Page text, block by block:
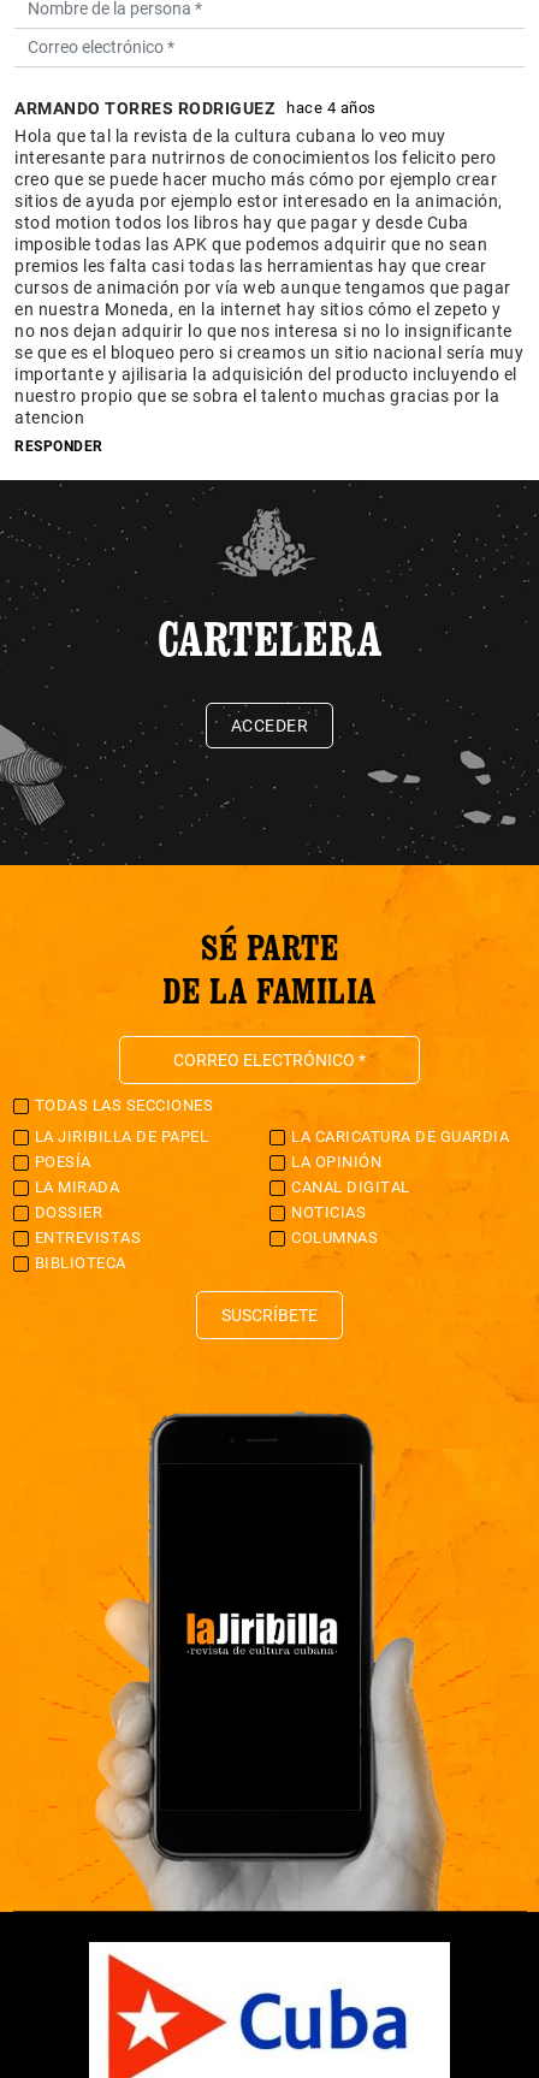
ARMANDO TORRES RODRIGUEZ hace 4 años
Hola que tal la revista de la cultura cubana lo veo muy
interesante para nutrirnos de conocimientos los felicito pero
creo que se puede hacer mucho más cómo por ejemplo crear
sitios de ayuda por ejemplo estor interesado en la animación,
stod motion todos los libros hay que pagar y desde Cuba
imposible todas las APK que podemos adquirir que no sean
premios les falta casi todas las herramientas hay que crear
cursos de animación por vía web aunque tengamos que pagar
en nuestra Moneda, en la internet hay sitios cómo el zepeto y
no nos dejan adquirir lo que nos interesa si no lo insignificante
se que es el bloqueo pero si creamos un sitio nacional sería muy
importante y ajilisaria la adquisición del producto incluyendo el
nuestro propio que se sobra el talento muchas gracias por la
atencion
RESPONDER
CARTELERA
ACCEDER
SÉ PARTE
DE LA FAMILIA
TODAS LAS SECCIONES
LA JIRIBILLA DE PAPEL
LA CARICATURA DE GUARDIA
POESÍA
LA OPINIÓN
LA MIRADA
CANAL DIGITAL
DOSSIER
NOTICIAS
ENTREVISTAS
COLUMNAS
BIBLIOTECA
SUSCRÍBETE